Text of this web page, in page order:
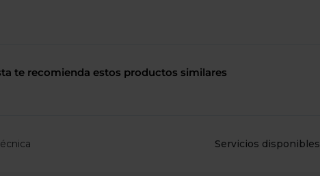
gestos
te recomienda estos productos similares
Servicios disponibles